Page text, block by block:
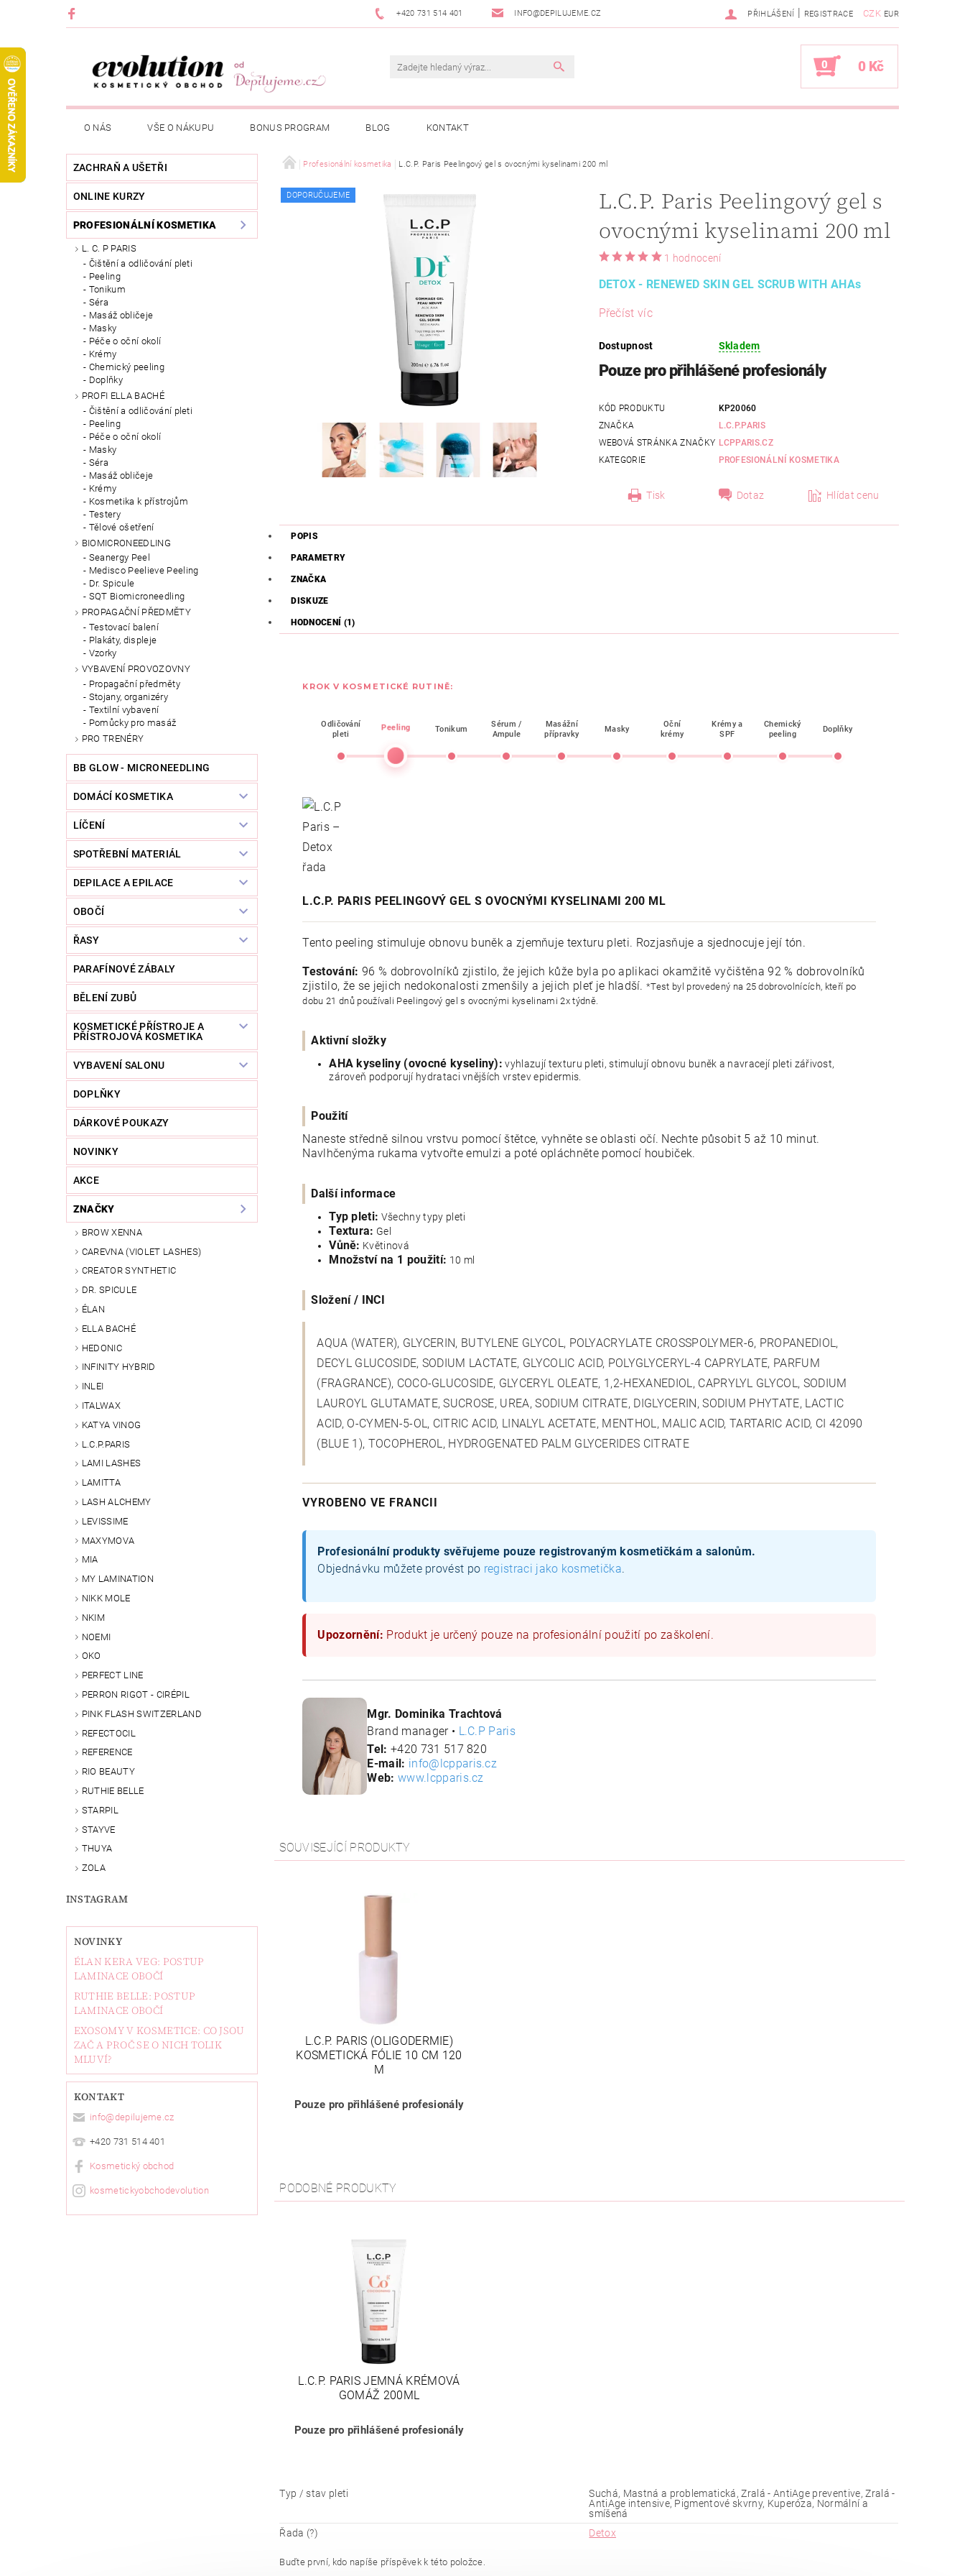
+420 731 514 401 INFO@DEPILUJEME.CZ CZK EUR
PŘIHLÁŠENÍ | REGISTRACE
0 0 Kč
O NÁS VŠE O NÁKUPU BONUS PROGRAM BLOG KONTAKT
ZACHRAŇ A UŠETŘI
ONLINE KURZY
PROFESIONÁLNÍ KOSMETIKA
L. C. P PARIS
Čištění a odličování pleti
Peeling
Tonikum
Séra
Masáž obličeje
Masky
Péče o oční okolí
Krémy
Chemický peeling
Doplňky
PROFI ELLA BACHÉ
Čištění a odličování pleti
Peeling
Péče o oční okolí
Masky
Séra
Masáž obličeje
Krémy
Kosmetika k přístrojům
Testery
Tělové ošetření
BIOMICRONEEDLING
Seanergy Peel
Medisco Peelieve Peeling
Dr. Spicule
SQT Biomicroneedling
PROPAGAČNÍ PŘEDMĚTY
Testovací balení
Plakáty, displeje
Vzorky
VYBAVENÍ PROVOZOVNY
Propagační předměty
Stojany, organizéry
Textilní vybavení
Pomůcky pro masáž
PRO TRENÉRY
BB GLOW - MICRONEEDLING
DOMÁCÍ KOSMETIKA
LÍČENÍ
SPOTŘEBNÍ MATERIÁL
DEPILACE A EPILACE
OBOČÍ
ŘASY
PARAFÍNOVÉ ZÁBALY
BĚLENÍ ZUBŮ
KOSMETICKÉ PŘÍSTROJE A
PŘÍSTROJOVÁ KOSMETIKA
VYBAVENÍ SALONU
DOPLŇKY
DÁRKOVÉ POUKAZY
NOVINKY
AKCE
ZNAČKY
BROW XENNA
CAREVNA (VIOLET LASHES)
CREATOR SYNTHETIC
DR. SPICULE
ÉLAN
ELLA BACHÉ
HEDONIC
INFINITY HYBRID
INLEI
ITALWAX
KATYA VINOG
L.C.P.PARIS
LAMI LASHES
LAMITTA
LASH ALCHEMY
LEVISSIME
MAXYMOVA
MIA
MY LAMINATION
NIKK MOLE
NKIM
NOEMI
OKO
PERFECT LINE
PERRON RIGOT - CIRÉPIL
PINK FLASH SWITZERLAND
REFECTOCIL
REFERENCE
RIO BEAUTY
RUTHIE BELLE
STARPIL
STAYVE
THUYA
ZOLA
INSTAGRAM
NOVINKY
ÉLAN KERA VEG: POSTUP
LAMINACE OBOČÍ
RUTHIE BELLE: POSTUP
LAMINACE OBOČÍ
EXOSOMY V KOSMETICE: CO JSOU
ZAČ A PROČ SE O NICH TOLIK
MLUVÍ?
KONTAKT
info@depilujeme.cz
+420 731 514 401
Kosmetický obchod
kosmetickyobchodevolution
Profesionální kosmetika L.C.P. Paris Peelingový gel s ovocnými kyselinami 200 ml
DOPORUČUJEME
L.C.P. Paris Peelingový gel s
ovocnými kyselinami 200 ml
1 hodnocení
DETOX - RENEWED SKIN GEL SCRUB WITH AHAs
Přečíst víc
Dostupnost Skladem
Pouze pro přihlášené profesionály
KÓD PRODUKTU
KP20060
ZNAČKA
L.C.P.PARIS
WEBOVÁ STRÁNKA ZNAČKY LCPPARIS.CZ
KATEGORIE
PROFESIONÁLNÍ KOSMETIKA
Tisk Dotaz Hlídat cenu
POPIS
PARAMETRY
ZNAČKA
DISKUZE
HODNOCENÍ (1)
KROK V KOSMETICKÉ RUTINĚ:
Odličování
pleti
Peeling Tonikum
Sérum /
Ampule
Masážní
přípravky
Masky
Oční
krémy
Krémy a
SPF
Chemický
peeling
Doplňky
L.C.P. PARIS PEELINGOVÝ GEL S OVOCNÝMI KYSELINAMI 200 ML
Tento peeling stimuluje obnovu buněk a zjemňuje texturu pleti. Rozjasňuje a sjednocuje její tón.
Testování: 96 % dobrovolníků zjistilo, že jejich kůže byla po aplikaci okamžitě vyčištěna 92 % dobrovolníků
zjistilo, že se jejich nedokonalosti zmenšily a jejich pleť je hladší.*Test byl provedený na 25 dobrovolnících, kteří po
dobu 21 dnů používali Peelingový gel s ovocnými kyselinami 2x týdně.
Aktivní složky
AHA kyseliny (ovocné kyseliny): vyhlazují texturu pleti, stimulují obnovu buněk a navracejí pleti zářivost,
zároveň podporují hydrataci vnějších vrstev epidermis.
Použití
Naneste středně silnou vrstvu pomocí štětce, vyhněte se oblasti očí. Nechte působit 5 až 10 minut.
Navlhčenýma rukama vytvořte emulzi a poté opláchněte pomocí houbiček.
Další informace
Typ pleti: Všechny typy pleti
Textura: Gel
Vůně: Květinová
Množství na 1 použití: 10 ml
Složení / INCI
AQUA (WATER), GLYCERIN, BUTYLENE GLYCOL, POLYACRYLATE CROSSPOLYMER-6, PROPANEDIOL,
DECYL GLUCOSIDE, SODIUM LACTATE, GLYCOLIC ACID, POLYGLYCERYL-4 CAPRYLATE, PARFUM
(FRAGRANCE), COCO-GLUCOSIDE, GLYCERYL OLEATE, 1,2-HEXANEDIOL, CAPRYLYL GLYCOL, SODIUM
LAUROYL GLUTAMATE, SUCROSE, UREA, SODIUM CITRATE, DIGLYCERIN, SODIUM PHYTATE, LACTIC
ACID, O-CYMEN-5-OL, CITRIC ACID, LINALYL ACETATE, MENTHOL, MALIC ACID, TARTARIC ACID, CI 42090
(BLUE 1), TOCOPHEROL, HYDROGENATED PALM GLYCERIDES CITRATE
VYROBENO VE FRANCII
Profesionální produkty svěřujeme pouze registrovaným kosmetičkám a salonům.
Objednávku můžete provést po registraci jako kosmetička.
Upozornění: Produkt je určený pouze na profesionální použití po zaškolení.
Mgr. Dominika Trachtová
Brand manager • L.C.P Paris
Tel: +420 731 517 820
E-mail: info@lcpparis.cz
Web: www.lcpparis.cz
SOUVISEJÍCÍ PRODUKTY
L.C.P. PARIS (OLIGODERMIE)
KOSMETICKÁ FÓLIE 10 CM 120
M
Pouze pro přihlášené profesionály
PODOBNÉ PRODUKTY
L.C.P. PARIS JEMNÁ KRÉMOVÁ
GOMÁŽ 200ML
Pouze pro přihlášené profesionály
Typ / stav pleti
Suchá, Mastná a problematická, Zralá - AntiAge preventive, Zralá -
AntiAge intensive, Pigmentové skvrny, Kuperóza, Normální a
smíšená
Řada (?)
Detox
Buďte první, kdo napíše příspěvek k této položce.